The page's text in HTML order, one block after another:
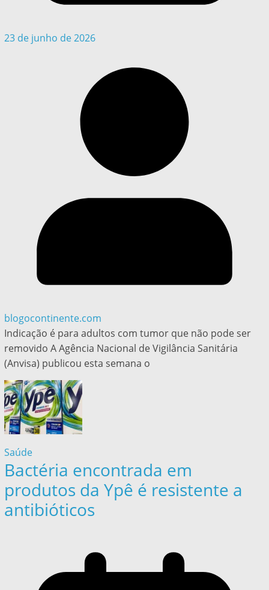
23 de junho de 2026
blogocontinente.com
Indicação é para adultos com tumor que não pode ser
removido A Agência Nacional de Vigilância Sanitária
(Anvisa) publicou esta semana o
Saúde
Bactéria encontrada em
produtos da Ypê é resistente a
antibióticos